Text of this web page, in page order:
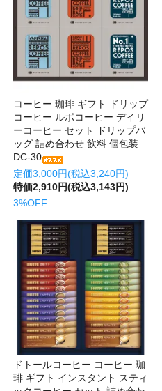
コーヒー 珈琲 ギフト ドリップ
コーヒー ルポコーヒー デイリ
ーコーヒー セット ドリップバ
ッグ 詰め合わせ 飲料 個包装
DC-30
定価3,000円(税込3,240円)
特価2,910円(税込3,143円)
3%OFF
ドトールコーヒー コーヒー 珈
琲 ギフト インスタント スティ